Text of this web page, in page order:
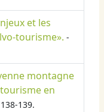
et les
tourisme». -
montagne
en
139.